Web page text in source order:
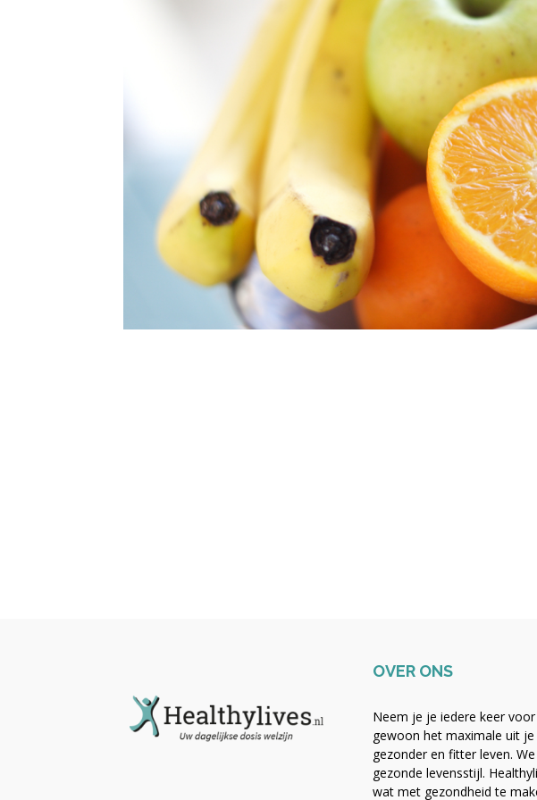
OVER ONS
Neem je je iedere keer
gewoon het maximale uit
gezonder en fitter leven.
gezonde levensstijl.
wat met gezondheid te